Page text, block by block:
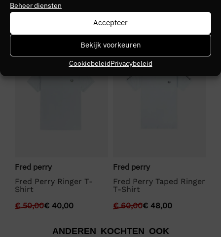
Beheer diensten
Accepteer
Bekijk voorkeuren
CookiebeleidPrivacybeleid
Seizoen
Fred perry
Fred Perry Ringer T-
Shirt
€50,00€ 40,00
Fred perry
Fred Perry Taped Ringer
T-Shirt
€60,00€ 48,00
ANDEREN KOCHTEN OOK